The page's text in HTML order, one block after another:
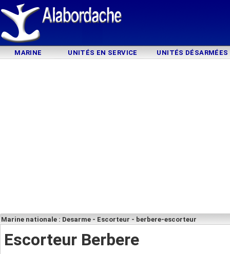
MARINE UNITÉS EN SERVICE UNITÉS DÉSARMÉES
Marine nationale : Desarme - Escorteur - berbere-escorteur
Escorteur Berbere